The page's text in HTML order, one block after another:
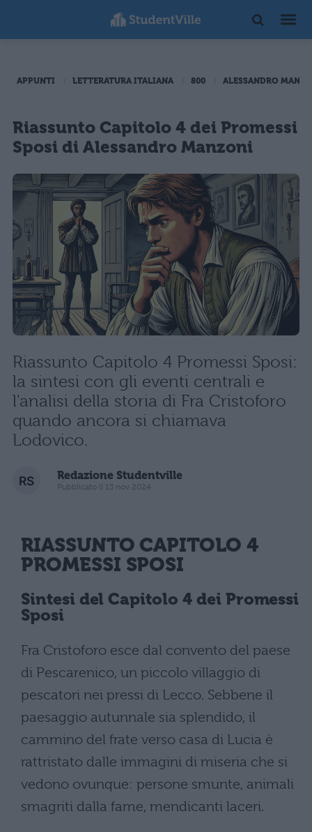
APPUNTI LETTERATURA ITALIANA 800 ALESSANDRO
Riassunto Capitolo 4 dei Promessi
Sposi di Alessandro Manzoni
Riassunto Capitolo 4 Promessi Sposi:
la sintesi con gli eventi centrali e
l'analisi della storia di Fra Cristoforo
quando ancora si chiamava
Lodovico.
Redazione Studentville
Pubblicato il 13 nov 2024
RIASSUNTO CAPITOLO 4
PROMESSI SPOSI
Sintesi del Capitolo 4 dei Promessi
Sposi
Fra Cristoforo esce dal convento del paese
di Pescarenico, un piccolo villaggio di
pescatori nei pressi di Lecco. Sebbene il
paesaggio autunnale sia splendido, il
cammino del frate verso casa di Lucia è
rattristato dalle immagini di miseria che si
vedono ovunque: persone smunte, animali
smagriti dalla fame, mendicanti laceri.